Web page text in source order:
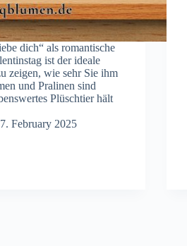
dich“ als romantische
ist der ideale
zeigen, wie sehr Sie ihm
und Pralinen sind
Plüschtier hält
7. February 2025